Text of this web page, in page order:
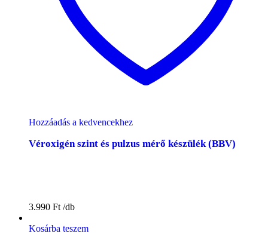
Hozzáadás a kedvencekhez
Véroxigén szint és pulzus mérő készülék (BBV)
3.990 Ft
Kosárba teszem